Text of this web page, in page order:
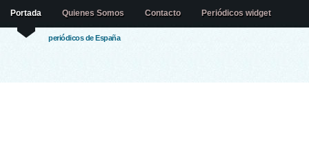
periódicos de España
Portada Quienes Somos Contacto Periódicos widget